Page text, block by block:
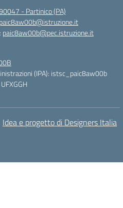
- Partinico (PA)
paic8aw00b@istruzione.it
paic8aw00b@pec.istruzione.it
(IPA): istsc_paic8aw00b
Idea e progetto di Designers Italia